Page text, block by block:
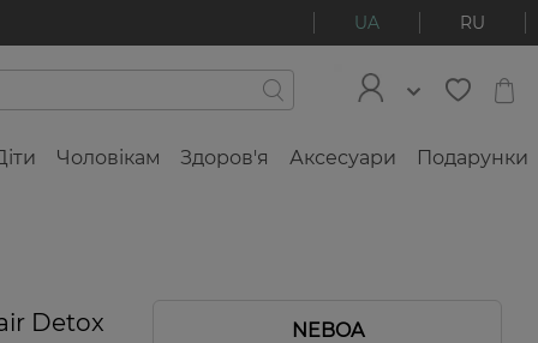
UA RU
Чоловікам Здоров'я Аксесуари Подарунки
Detox
NEBOA